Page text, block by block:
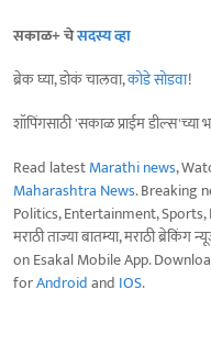
सकाळ+ चेसदस्य व्हा
ब्रेक घ्या, डोकं चालवा,कोडे सोडवा!
शॉपिंगसाठी 'सकाळ प्राईम डील्स'च्या
Read latestMarathi news,
Maharashtra News. Breaking
Politics, Entertainment,
मराठी ताज्या बातम्या, मराठी
on Esakal Mobile App.
forAndroidand IOS.